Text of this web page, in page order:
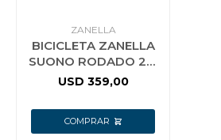
ZANELLA
BICICLETA ZANELLA
SUONO RODADO 24.
NEGRO
USD 359,00